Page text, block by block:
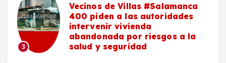
3
Vecinos de Villas #Salamanca
400 piden a las autoridades
intervenir vivienda
abandonada por riesgos a la
salud y seguridad